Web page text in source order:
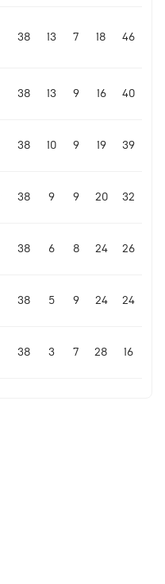
38 13 7 18 46
38 13 9 16 40
38 10 9 19 39
38 9 9 20 32
38 6 8 24 26
38 5 9 24 24
38 3 7 28 16